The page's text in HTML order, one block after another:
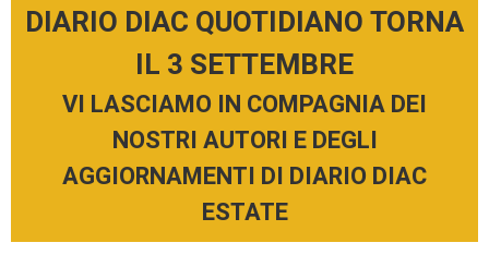
DIARIO DIAC QUOTIDIANO TORNA
IL 3 SETTEMBRE
VI LASCIAMO IN COMPAGNIA DEI
NOSTRI AUTORI E DEGLI
AGGIORNAMENTI DI DIARIO DIAC
ESTATE